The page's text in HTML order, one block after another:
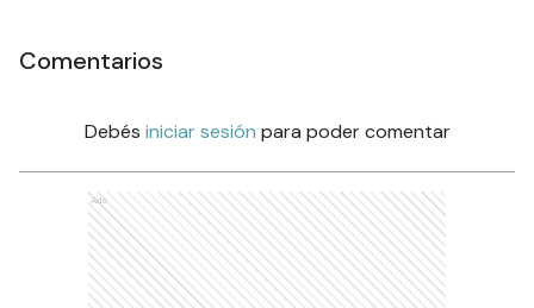
Comentarios
Debés iniciar sesión para poder comentar
Ads